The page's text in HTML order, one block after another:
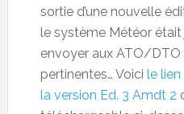
sortie d’une nouvelle
le système Météor
envoyer aux ATO/
pertinentes… Voici le
la version Ed. 3 Amdt 2